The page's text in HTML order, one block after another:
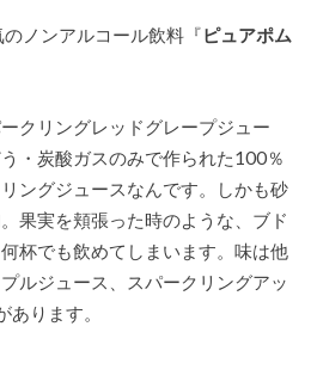
ノンアルコール飲料『ピュアポム
クリングレッドグレープジュー
・炭酸ガスのみで作られた100％
ングジュースなんです。しかも砂
果実を頬張った時のような、ブド
杯でも飲めてしまいます。味は他
ルジュース、スパークリングアッ
ります。